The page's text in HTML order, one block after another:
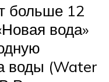
больше 12
вода»
воды (Water